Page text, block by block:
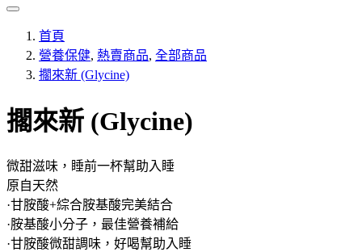
首頁
營養保健, 熱賣商品, 全部商品
擱來新 (Glycine)
擱來新 (Glycine)
微甜滋味，睡前一杯幫助入睡
原自天然
·甘胺酸+綜合胺基酸完美結合
·胺基酸小分子，最佳營養補給
·甘胺酸微甜調味，好喝幫助入睡